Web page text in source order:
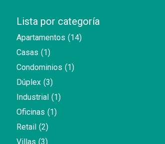
Lista por categoría
Apartamentos (14)
Casas (1)
Condominios (1)
Dúplex (3)
Industrial (1)
Oficinas (1)
Retail (2)
Villas (3)